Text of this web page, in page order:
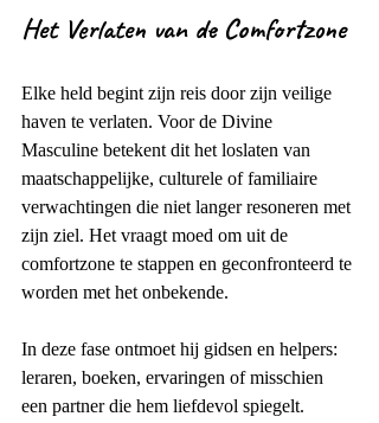
Het Verlaten van de Comfortzone
Elke held begint zijn reis door zijn veilige
haven te verlaten. Voor de Divine
Masculine betekent dit het loslaten van
maatschappelijke, culturele of familiaire
verwachtingen die niet langer resoneren met
zijn ziel. Het vraagt moed om uit de
comfortzone te stappen en geconfronteerd te
worden met het onbekende.
In deze fase ontmoet hij gidsen en helpers:
leraren, boeken, ervaringen of misschien
een partner die hem liefdevol spiegelt.